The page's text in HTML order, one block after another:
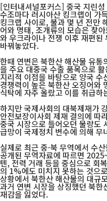
[인터내셔널포커스] 중국 지린
수조마다 러시아산 킹크랩이 가
킹크랩 사이로, 불과 몇 년 전만
어와 명태, 조개류의 모습은 찾
와 우크라이나 전쟁 이후 재편
바꿔놓았다.
한때 연변은 북한산 해산물 유
을 주요 대중국 수출 품목으로
지리적 이점을 바탕으로 양국
경쟁력이 높은 북한산 오징어와
식탁에 자주 올랐고 이를 취급
하지만 국제사회의 대북제재가
안전보장이사회 제재 결의에 따
중국 시장으로 들어오던 물량도
급망이 국제정치 변수에 의해 무
실제로 최근 중·북 무역에서 수
공개된 무역자료에 따르면
텐, 전력 거래 등을 중심으로 회
의 1%에도 미치지 못하는 것으
상황에서 북한산 해산물의 대규
과거 연변 시장을 상징했던 북한
재감을 잃었다.